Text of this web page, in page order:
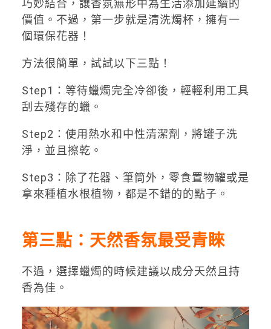
巧妙結合，讓香氛無形中為生活添加延續的
價值。不過，第一步就是清洗燭杯，擁有一
個環保花器！
方法很簡單，試試以下三點！
Step1：等待蠟燭完全冷卻後，輕輕利用工具
刮去殘存的蠟。
Step2：使用熱水和中性清潔劑，將罐子洗
淨，並且擦乾。
Step3：除了花器、筆筒外，零食置物罐或是
拿來種植水根植物，都是不錯的的點子。
第三點：天然香氛最受青睞
不過，選擇蠟燭的時候建議以成分天然且持
香為佳。